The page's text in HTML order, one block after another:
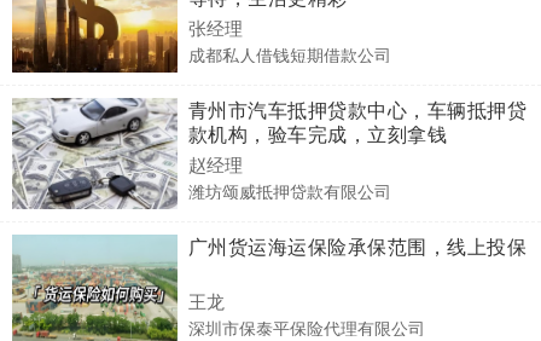
张经理
成都私人借钱短期借款公司
青州市汽车抵押贷款中心，车辆抵押贷
款机构，验车完成，立刻拿钱
赵经理
潍坊颂威抵押贷款有限公司
广州货运海运保险承保范围，线上投保
王龙
深圳市保泰平保险代理有限公司